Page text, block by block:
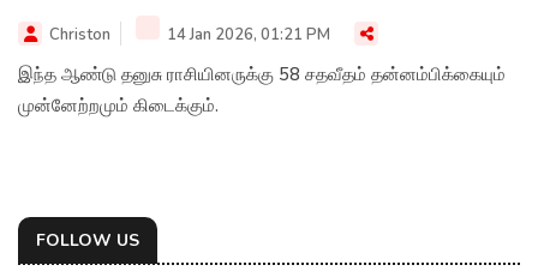
Christon 14 Jan 2026, 01:21 PM
இந்த ஆண்டு தனுசு ராசியினருக்கு 58 சதவீதம் தன்னம்பிக்கையும்
முன்னேற்றமும் கிடைக்கும்.
FOLLOW US